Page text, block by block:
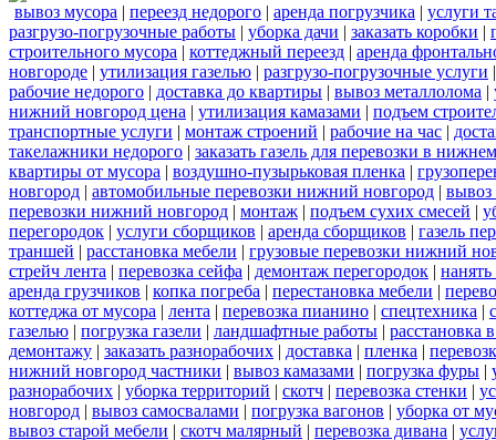
вывоз мусора | переезд недорого | аренда погрузчика | услуги
разгрузо-погрузочные работы | уборка дачи | заказать коробки |
строительного мусора | коттеджный переезд | аренда
новгороде | утилизация газелью | разгрузо-погрузочные услуги
рабочие недорого | доставка до квартиры | вывоз металлолома |
нижний новгород цена | утилизация камазами | подъем
транспортные услуги | монтаж строений | рабочие на час |
такелажники недорого | заказать газель для перевозки в
квартиры от мусора | воздушно-пузырьковая пленка |
новгород | автомобильные перевозки нижний новгород | вывоз
перевозки нижний новгород | монтаж | подъем сухих смесей |
перегородок | услуги сборщиков | аренда сборщиков | газель
траншей | расстановка мебели | грузовые перевозки нижний
стрейч лента | перевозка сейфа | демонтаж перегородок |
аренда грузчиков | копка погреба | перестановка мебели |
коттеджа от мусора | лента | перевозка пианино | спецтехника |
газелью | погрузка газели | ландшафтные работы | расстановка
демонтажу | заказать разнорабочих | доставка | пленка |
нижний новгород частники | вывоз камазами | погрузка фуры |
разнорабочих | уборка территорий | скотч | перевозка стенки |
новгород | вывоз самосвалами | погрузка вагонов | уборка от
вывоз старой мебели | скотч малярный | перевозка дивана |